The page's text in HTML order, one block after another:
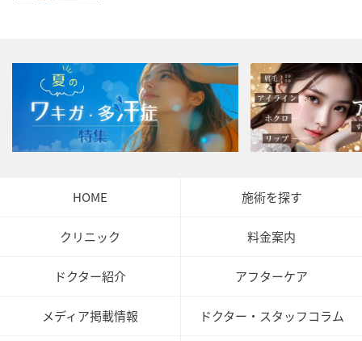
HOME 施術を探す
クリニック 料金案内
ドクター紹介 アフターケア
メディア掲載情報 ドクター・スタッフコラム